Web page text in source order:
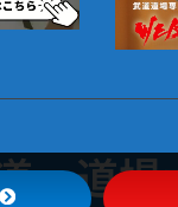
・道場